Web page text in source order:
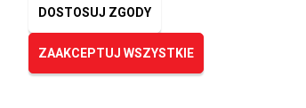
DOSTOSUJ ZGODY
ZAAKCEPTUJ WSZYSTKIE